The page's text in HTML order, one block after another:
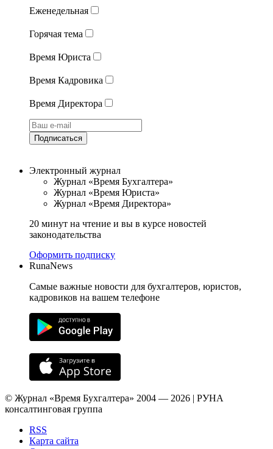
Еженедельная
Горячая тема
Время Юриста
Время Кадровика
Время Директора
Подписаться
Электронный журнал
Журнал «Время Бухгалтера»
Журнал «Время Юриста»
Журнал «Время Директора»
20 минут на чтение и вы в курсе новостей
законодательства
Оформить подписку
RunaNews
Самые важные новости для бухгалтеров, юристов,
кадровиков на вашем телефоне
© Журнал «Время Бухгалтера» 2004 — 2026 | РУНА
консалтинговая группа
RSS
Карта сайта